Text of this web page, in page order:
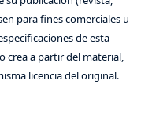
para fines comerciales u
de esta
crea a partir del material,
licencia del original.